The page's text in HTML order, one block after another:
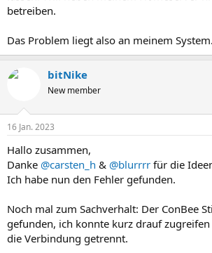
betreiben.
Das Problem liegt also an meinem System.
bitNike
New member
16 Jan. 2023
Hallo zusammen,
Danke @carsten_h & @blurrrr für die
Ich habe nun den Fehler gefunden.
Noch mal zum Sachverhalt: Der ConBee
gefunden, ich konnte kurz drauf
die Verbindung getrennt.